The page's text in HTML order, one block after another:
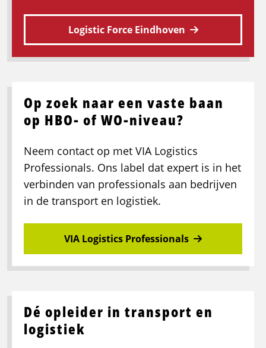
Logistic Force Eindhoven
Op zoek naar een vaste baan
op HBO- of WO-niveau?
Neem contact op met VIA Logistics
Professionals. Ons label dat expert is in het
verbinden van professionals aan bedrijven
in de transport en logistiek.
VIA Logistics Professionals
Dé opleider in transport en
logistiek